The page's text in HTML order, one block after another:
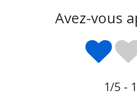
Avez-vous
1/5 - 1